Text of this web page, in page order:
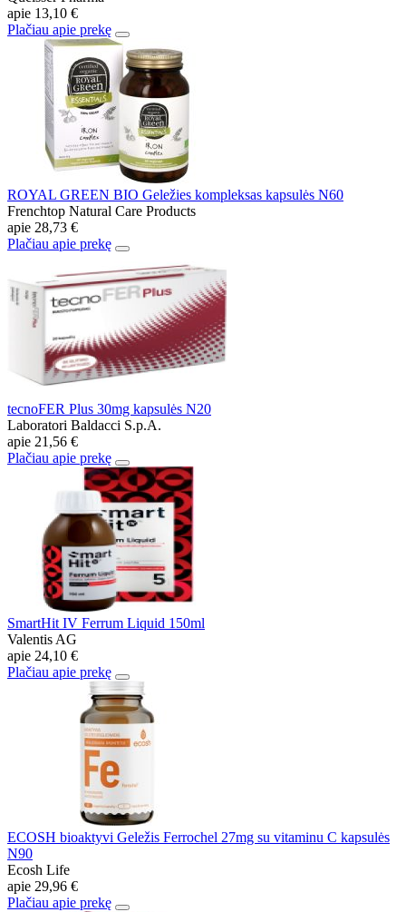
apie 13,10 €
Plačiau apie prekę
ROYAL GREEN BIO Geležies kompleksas kapsulės N60
Frenchtop Natural Care Products
apie 28,73 €
Plačiau apie prekę
tecnoFER Plus 30mg kapsulės N20
Laboratori Baldacci S.p.A.
apie 21,56 €
Plačiau apie prekę
SmartHit IV Ferrum Liquid 150ml
Valentis AG
apie 24,10 €
Plačiau apie prekę
ECOSH bioaktyvi Geležis Ferrochel 27mg su vitaminu C kapsulės
N90
Ecosh Life
apie 29,96 €
Plačiau apie prekę